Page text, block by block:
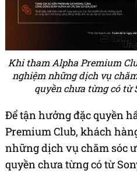
Khi tham Alpha Premium
nghiệm những dịch vụ
quyền chưa từng có từ
Để tận hưởng đặc quyền
Premium Club, khách
những dịch vụ chăm sóc
quyền chưa từng có từ